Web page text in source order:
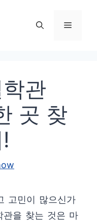
메
관
곳 찾
고민이 많으신가
관을 찾는 것은 마